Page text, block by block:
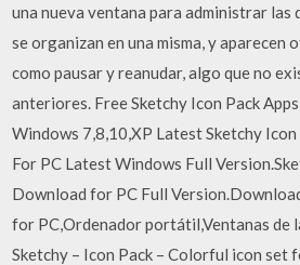
una nueva ventana para administrar las
se organizan en una misma, y aparecen
como pausar y reanudar, algo que no
anteriores. Free Sketchy Icon Pack
Windows 7,8,10,XP Latest Sketchy
For PC Latest Windows Full
Download for PC Full
for PC,Ordenador portátil,Ventanas de
Sketchy – Icon Pack – Colorful icon set